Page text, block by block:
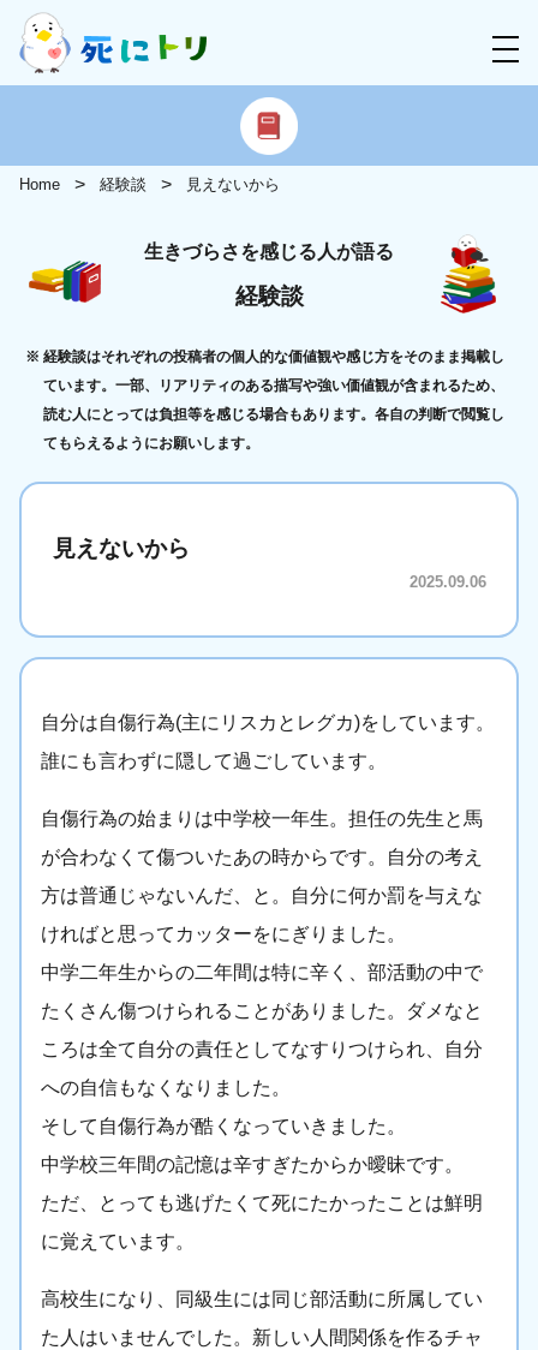
Home 経験談 見えないから
生きづらさを感じる人が語る
経験談
経験談はそれぞれの投稿者の個人的な価値観や感じ方をそのまま掲載し
ています。一部、リアリティのある描写や強い価値観が含まれるため、
読む人にとっては負担等を感じる場合もあります。各自の判断で閲覧し
てもらえるようにお願いします。
見えないから
2025.09.06
自分は自傷行為(主にリスカとレグカ)をしています。
誰にも言わずに隠して過ごしています。
自傷行為の始まりは中学校一年生。担任の先生と馬
が合わなくて傷ついたあの時からです。自分の考え
方は普通じゃないんだ、と。自分に何か罰を与えな
ければと思ってカッターをにぎりました。
中学二年生からの二年間は特に辛く、部活動の中で
たくさん傷つけられることがありました。ダメなと
ころは全て自分の責任としてなすりつけられ、自分
への自信もなくなりました。
そして自傷行為が酷くなっていきました。
中学校三年間の記憶は辛すぎたからか曖昧です。
ただ、とっても逃げたくて死にたかったことは鮮明
に覚えています。
高校生になり、同級生には同じ部活動に所属してい
た人はいませんでした。新しい人間関係を作るチャ